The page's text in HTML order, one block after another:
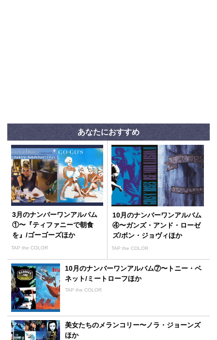
あなたにおすすめ
3月のナンバーワンアルバム
①〜『ティファニーで朝食
を』/ゴーゴーズほか
TAP the COLOR
10月のナンバーワンアルバム
④〜ガンズ・アンド・ローゼ
ズ/ボン・ジョヴィほか
TAP the COLOR
10月のナンバーワンアルバム⑦〜トニー・ベ
ネット/ミートローフほか
TAP the COLOR
美女たちのメランコリー〜ノラ・ジョーンズ
ほか